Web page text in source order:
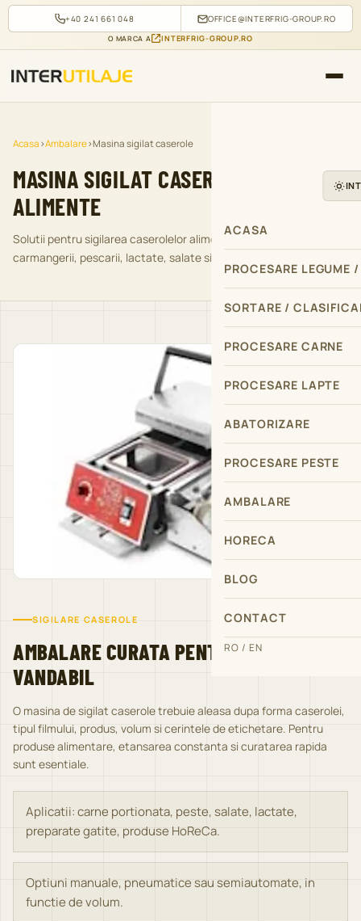
+40 241 661 048 OFFICE@INTERFRIG-GROUP.RO
O MARCA A INTERFRIG-GROUP.RO
ACASA
PROCESARE LEGUME
SORTARE /
PROCESARE CARNE
PROCESARE LAPTE
ABATORIZARE
PROCESARE PESTE
AMBALARE
HORECA
BLOG
CONTACT
RO / EN
Acasa›Ambalare›Masina sigilat caserole
MASINA SIGILAT CASEROLE PENTRU
ALIMENTE
Solutii pentru sigilarea caserolelor alimentare in productie, retail,
carmangerii, pescarii, lactate, salate si HoReCa.
SIGILARE CASEROLE
AMBALARE CURATA PENTRU PRODUS
VANDABIL
O masina de sigilat caserole trebuie aleasa dupa forma caserolei,
tipul filmului, produs, volum si cerintele de etichetare. Pentru
produse alimentare, etansarea constanta si curatarea rapida
sunt esentiale.
Aplicatii: carne portionata, peste, salate, lactate,
preparate gatite, produse HoReCa.
Optiuni manuale, pneumatice sau semiautomate, in
functie de volum.